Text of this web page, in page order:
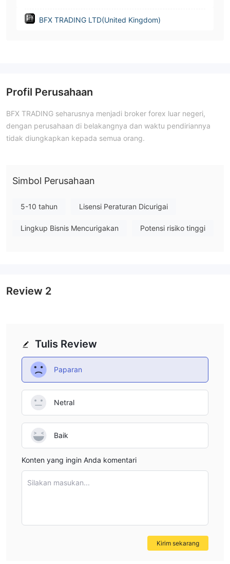
BFX TRADING LTD(United Kingdom)
Profil Perusahaan
BFX TRADING seharusnya menjadi broker forex luar negeri,
dengan perusahaan di belakangnya dan waktu pendiriannya
tidak diungkapkan kepada semua orang.
Simbol Perusahaan
5-10 tahun Lisensi Peraturan Dicurigai
Lingkup Bisnis Mencurigakan Potensi risiko tinggi
Tulis Review
Paparan
Netral
Baik
Konten yang ingin Anda komentari
Silakan masukan...
Kirim sekarang
Review 2